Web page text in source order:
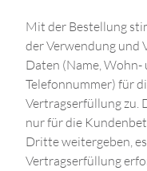
Mit der Bestellung
der Verwendung und
Daten (Name, Wohn-
Telefonnummer) für
Vertragserfüllung zu.
nur für die
Dritte weitergeben,
Vertragserfüllung